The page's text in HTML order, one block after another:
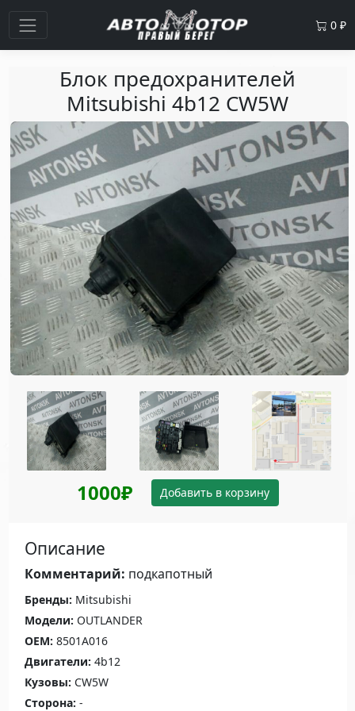
0 ₽
Блок предохранителей
Mitsubishi 4b12 CW5W
1000₽ Добавить в корзину
Описание
Комментарий: подкапотный
Бренды: Mitsubishi
Модели: OUTLANDER
OEM: 8501A016
Двигатели: 4b12
Кузовы: CW5W
Сторона: -